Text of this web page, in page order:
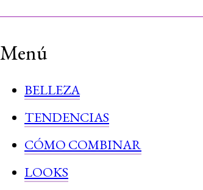
Menú
BELLEZA
TENDENCIAS
CÓMO COMBINAR
LOOKS